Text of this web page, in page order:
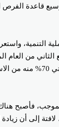
قاعدة الفرص
التنمية،
معدل نمو بنسبة 5,6% خلال الربع
التركيز على أن تكون مصادر هذا
أصبح